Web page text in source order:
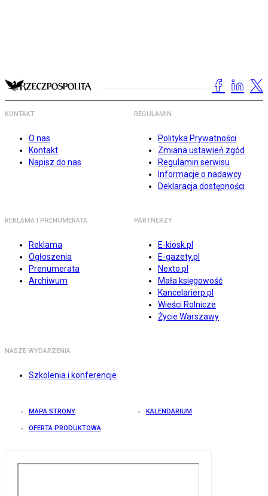
KONTAKT
O nas
Kontakt
Napisz do nas
REGULAMIN
Polityka Prywatności
Zmiana ustawień zgód
Regulamin serwisu
Informacje o nadawcy
Deklaracja dostępności
REKLAMA I PRENUMERATA
Reklama
Ogłoszenia
Prenumerata
Archiwum
PARTNERZY
E-kiosk.pl
E-gazety.pl
Nexto.pl
Mała księgowość
Kancelarierp.pl
Wieści Rolnicze
Życie Warszawy
NASZE WYDARZENIA
Szkolenia i konferencje
MAPA STRONY KALENDARIUM
OFERTA PRODUKTOWA